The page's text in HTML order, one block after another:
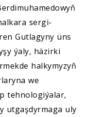
sergi-
Gutlagyny üns
ýaly, häzirki
halkymyzyň
we
tehnologiýalar,
utgaşdyrmaga uly